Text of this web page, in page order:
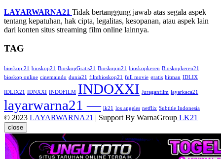
LAYARWARNA21 Tidak bertanggung jawab atas segala aspek
tentang kepatuhan, hak cipta, legalitas, kesopanan, atau aspek lain
dari konten situs streaming film online lainnya.
TAG
bioskop 21 bioskop21 BioskopGratis21 Bioskopin21 bioskopkeren Bioskopkeren21
bioskop online cinemaindo dunia21 filmbioskop21 full movie gratis hitman IDLIX
IDLIX21 IDNXXI INDOFILM INDOXXI Juraganfilm layarkaca21
layarwarna21 — lk21 los angeles netflix Subtitle Indonesia
© 2023 LAYARWARNA21 | Support By WarnaGroup LK21
close